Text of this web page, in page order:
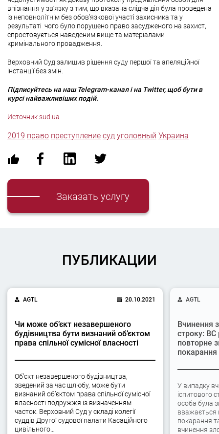
впізнання у зв’язку з тим, що вказана слідча дія була проведена
із неповнолітнім без обов’язкової участі захисника та у
результаті чого було порушено право засудженого на захист,
спростовується наведеним вище та матеріалами
кримінального провадження.
Верховний Суд залишив рішення суду першої та апеляційної
інстанції без змін.
Підписуйтесь на наш Telegram-канал і на Twitter, щоб бути в
курсі найважливіших подій.
Источник sud.ua
2019 право преступление суд уголовный Украина
Заказать услугу
ПУБЛИКАЦИИ
AGTL 20.10.2021
Чи може об’єкт незавершеного
будівництва бути визнаний об’єктом
права спільної сумісної власності
Об’єкт незавершеного будівництва,
зведений за час шлюбу, може бути
визнаний об’єктом права спільної сумісної
власності подружжя із визначенням
часток. Верховний Суд у складі колегії
суддів Другої судової палати Касаційного
цивільного…
AGTL
Вчинення
строку: ВС
повторне
У випадку
іспитового
особа була
вважається
покарання
вчинення